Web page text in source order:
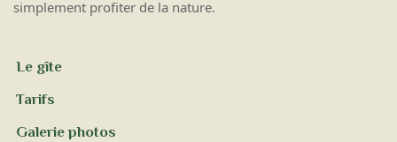
simplement profiter de la nature.
Le gîte
Tarifs
Galerie photos